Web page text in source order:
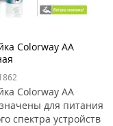
Colorway AA
Colorway AA
для питания
спектра устройств